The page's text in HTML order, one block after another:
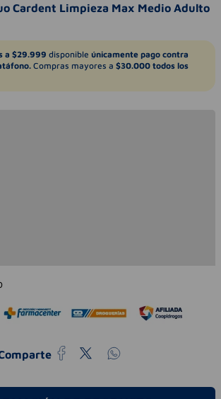
Cardent Limpieza Max Medio Adulto
a $29.999 disponible únicamente pago contra
Compras mayores a $30.000 todos los